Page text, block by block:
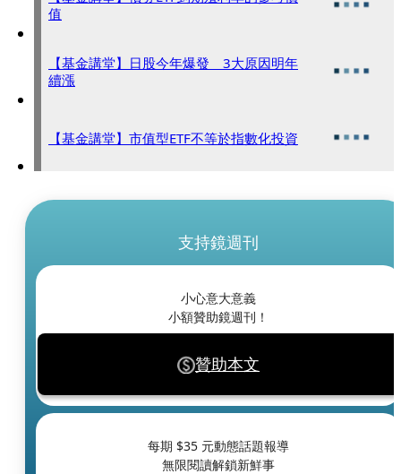
值
【基金講堂】日股今年爆發 3大原因明年
續漲
【基金講堂】市值型ETF不等於指數化投資
支持鏡週刊
小心意大意義
小額贊助鏡週刊！
贊助本文
每期 $35 元動態話題報導
無限閱讀解鎖新鮮事